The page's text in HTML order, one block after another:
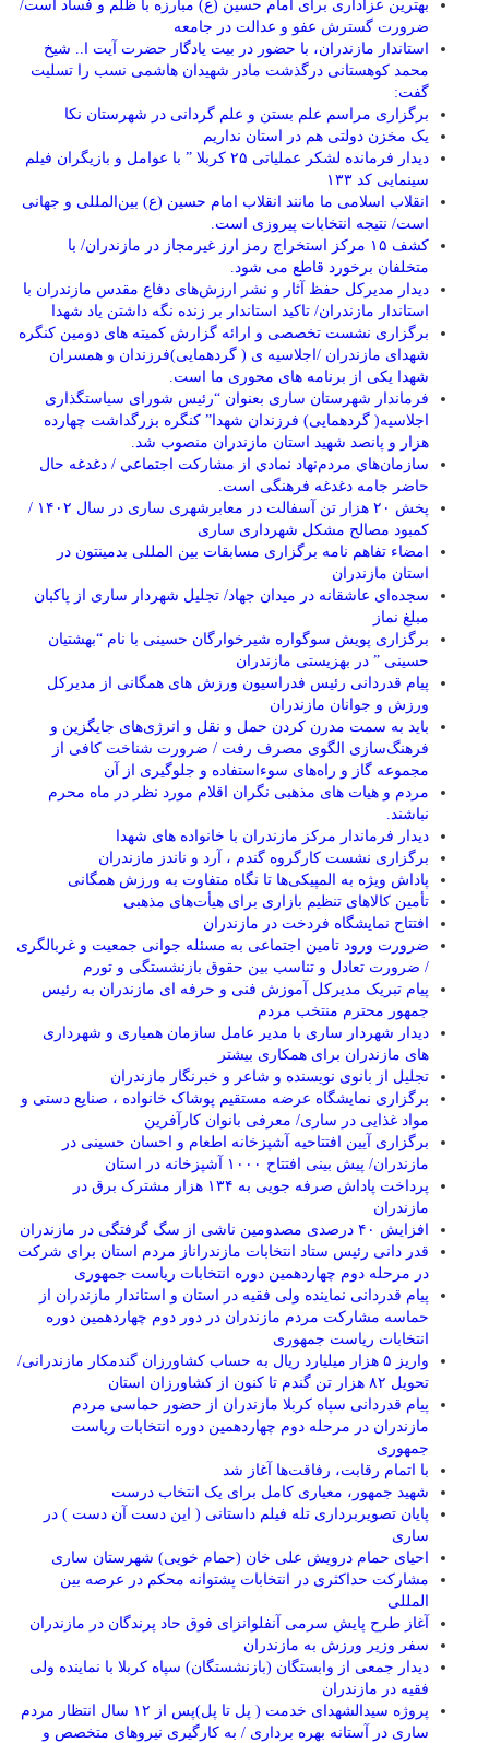
بهترین عزاداری برای امام حسین (ع) مبارزه با ظلم و فساد است/
ضرورت گسترش عفو و عدالت در جامعه
استاندار مازندران، با حضور در بیت یادگار حضرت آیت ا.. شیخ
محمد کوهستانی درگذشت مادر شهیدان هاشمی نسب را تسلیت
گفت:
برگزاری مراسم علم بستن و علم گردانی در شهرستان نکا
یک مخزن دولتی هم در استان نداریم
دیدار فرمانده لشکر عملیاتی ۲۵ کربلا ” با عوامل و بازیگران فیلم
سینمایی کد ۱۳۳
انقلاب اسلامی ما مانند انقلاب امام حسین (ع) بین‌المللی و جهانی
است/ نتیجه انتخابات پیروزی است.
کشف ۱۵ مرکز استخراج رمز ارز غیرمجاز در مازندران/ با
متخلفان برخورد قاطع می شود.
دیدار مدیرکل حفظ آثار و نشر ارزش‌های دفاع مقدس مازندران با
استاندار مازندران/ تاکید استاندار بر زنده نگه داشتن یاد شهدا
برگزاری نشست تخصصی و ارائه گزارش کمیته های دومین کنگره
شهدای مازندران /اجلاسیه ی ( گردهمایی)فرزندان و همسران
شهدا یکی از برنامه های محوری ما است.
فرماندار شهرستان ساری بعنوان “رئیس شورای سیاستگذاری
اجلاسیه( گردهمایی) فرزندان شهدا” کنگره بزرگداشت چهارده
هزار و پانصد شهید استان مازندران منصوب شد.
سازمان‌هاي مردم‌نهاد نمادي از مشاركت اجتماعي / دغدغه حال
حاضر جامه دغدغه فرهنگی است.
پخش ۲۰ هزار تن آسفالت در معابرشهری ساری در سال ۱۴۰۲ /
کمبود مصالح مشکل شهرداری ساری
امضاء تفاهم نامه برگزاری مسابقات بین المللی بدمینتون در
استان مازندران
سجده‌ای عاشقانه در میدان جهاد/ تجلیل شهردار ساری از پاکبان
مبلغ نماز
برگزاری پویش سوگواره شیرخوارگان حسینی با نام “بهشتیان
حسینی ” در بهزیستی مازندران
پیام قدردانی رئیس فدراسیون ورزش های همگانی از مدیرکل
ورزش و جوانان مازندران
باید به سمت مدرن کردن حمل و نقل و انرژی‌های جایگزین و
فرهنگ‌سازی الگوی مصرف رفت / ضرورت شناخت کافی از
مجموعه گاز و راه‌های سوءاستفاده و جلوگیری از آن
مردم و هیات های مذهبی نگران اقلام مورد نظر در ماه محرم
نباشند.
دیدار فرماندار مرکز مازندران با خانواده های شهدا
برگزاری نشست کارگروه گندم ، آرد و ناندز مازندران
پاداش ویژه به المپیکی‌ها تا نگاه متفاوت به ورزش همگانی
تأمین کالاهای تنظیم بازاری برای هیأت‌های مذهبی
افتتاح نمایشگاه فردخت در مازندران
ضرورت ورود تامین اجتماعی به مسئله جوانی جمعیت و غربالگری
/ ضرورت تعادل و تناسب بین حقوق بازنشستگی و تورم
پیام تبریک مدیرکل آموزش فنی و حرفه ای مازندران به رئیس
جمهور محترم منتخب مردم
دیدار شهردار ساری با مدیر عامل سازمان همیاری و شهرداری
های مازندران برای همکاری بیشتر
تجلیل از بانوی نویسنده و شاعر و خبرنگار مازندران
برگزاری نمایشگاه عرضه مستقیم پوشاک خانواده ، صنایع دستی و
مواد غذایی در ساری/ معرفی بانوان کارآفرین
برگزاری آیین افتتاحیه آشپزخانه اطعام و احسان حسینی در
مازندران/ پیش بینی افتتاح ۱۰۰۰ آشپزخانه در استان
پرداخت پاداش صرفه جویی به ۱۳۴ هزار مشترک برق در
مازندران
افزایش ۴۰ درصدی مصدومین ناشی از سگ گرفتگی در مازندران
قدر دانی رئیس ستاد انتخابات مازندراناز مردم استان برای شرکت
در مرحله دوم چهاردهمین دوره انتخابات ریاست جمهوری
پیام قدردانی نماینده ولی فقیه در استان و استاندار مازندران از
حماسه مشارکت مردم مازندران در دور دوم چهاردهمین دوره
انتخابات ریاست جمهوری
واریز ۵ هزار میلیارد ریال به حساب کشاورزان گندمکار مازندرانی/
تحویل ۸۲ هزار تن گندم تا کنون از کشاورزان استان
پیام قدردانی سپاه کربلا مازندران از حضور حماسی مردم
مازندران در مرحله دوم چهاردهمین دوره انتخابات ریاست
جمهوری
با اتمام رقابت، رفاقت‌ها آغاز شد
شهید جمهور، معیاری کامل برای یک انتخاب درست
پایان تصویربرداری تله فیلم داستانی ( این دست آن دست ) در
ساری
احیای حمام درویش علی خان (حمام خویی) شهرستان ساری
مشارکت حداکثری در انتخابات پشتوانه محکم در عرصه بین
المللی
آغاز طرح پایش سرمی آنفلوانزای فوق حاد پرندگان در مازندران
سفر وزیر ورزش به مازندران
دیدار جمعی از وابستگان (بازنشستگان) سپاه کربلا با نماینده ولی
فقیه در مازندران
پروژه سیدالشهدای خدمت ( پل تا پل)پس از ۱۲ سال انتظار مردم
ساری در آستانه بهره برداری / به کارگیری نیروهای متخصص و